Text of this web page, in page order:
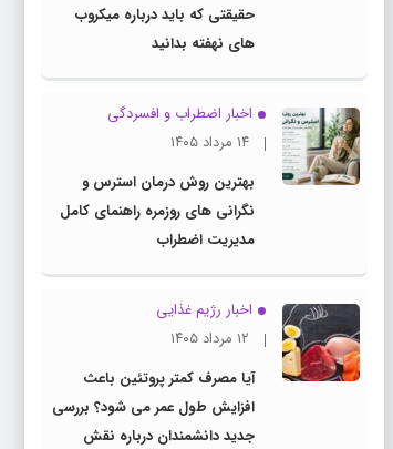
حقیقتی که باید درباره میکروب
های نهفته بدانید
اخبار اضطراب و افسردگی
۱۴ مرداد ۱۴۰۵
بهترین روش درمان استرس و
نگرانی های روزمره راهنمای کامل
مدیریت اضطراب
اخبار رژیم غذایی
۱۲ مرداد ۱۴۰۵
آیا مصرف کمتر پروتئین باعث
افزایش طول عمر می شود؟ بررسی
جدید دانشمندان درباره نقش